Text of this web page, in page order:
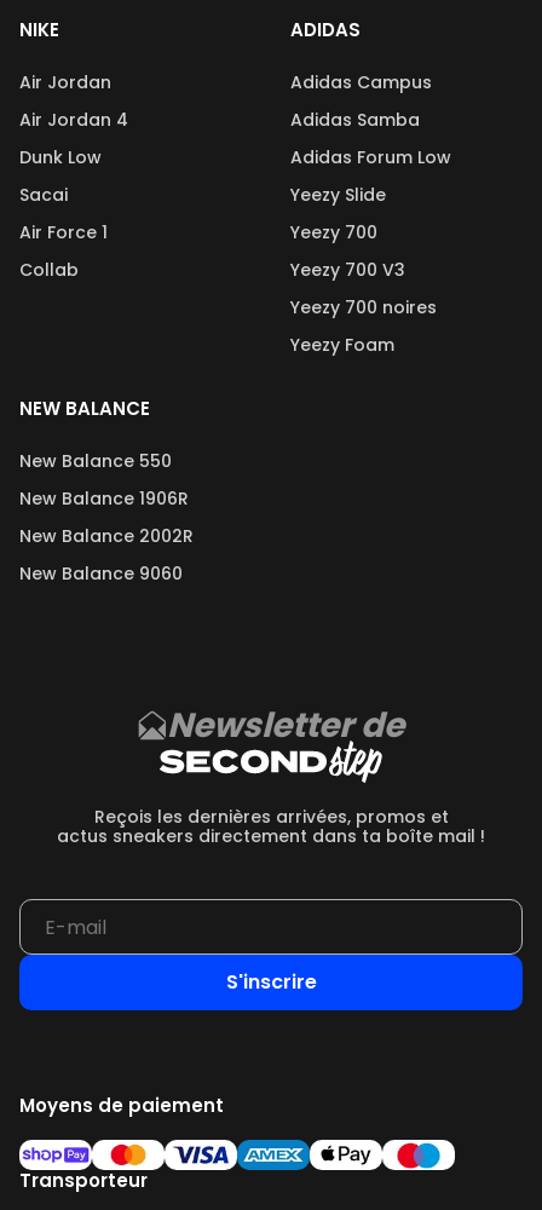
NIKE
Air Jordan
Air Jordan 4
Dunk Low
Sacai
Air Force 1
Collab
ADIDAS
Adidas Campus
Adidas Samba
Adidas Forum Low
Yeezy Slide
Yeezy 700
Yeezy 700 V3
Yeezy 700 noires
Yeezy Foam
NEW BALANCE
New Balance 550
New Balance 1906R
New Balance 2002R
New Balance 9060
Newsletter de
Reçois les dernières arrivées, promos et
actus sneakers directement dans ta boîte mail !
S'inscrire
Moyens de paiement
Transporteur